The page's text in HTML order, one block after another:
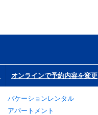
オンラインで予約内容を変更
バケーションレンタル
アパートメント